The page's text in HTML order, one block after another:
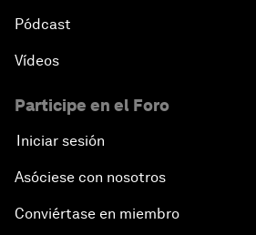
Pódcast
Vídeos
Participe en el Foro
Iniciar sesión
Asóciese con nosotros
Conviértase en miembro